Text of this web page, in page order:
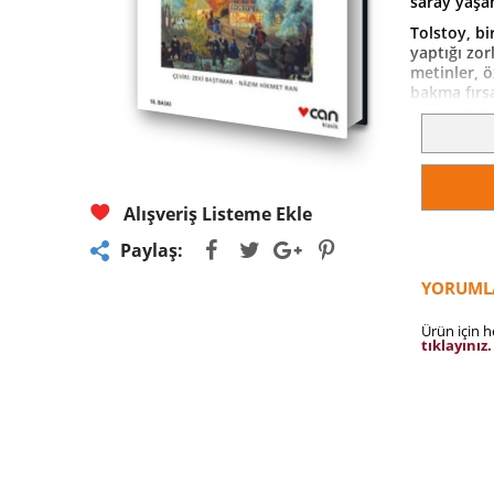
Alışveriş Listeme Ekle
Paylaş:
Tolstoy,
yaptığı
metinler,
bakma
Elinizdeki
Zeki
birlikte
kitapta
iki
alışılmış
Ürün için
tıklayınız.